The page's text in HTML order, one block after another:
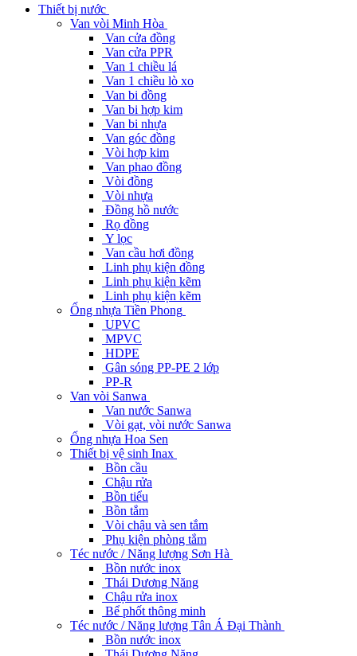
Thiết bị nước
Van vòi Minh Hòa
Van cửa đồng
Van cửa PPR
Van 1 chiều lá
Van 1 chiều lò xo
Van bi đồng
Van bi hợp kim
Van bi nhựa
Van góc đồng
Vòi hợp kim
Van phao đồng
Vòi đồng
Vòi nhựa
Đồng hồ nước
Rọ đồng
Y lọc
Van cầu hơi đồng
Linh phụ kiện đồng
Linh phụ kiện kẽm
Linh phụ kiện kẽm
Ống nhựa Tiền Phong
UPVC
MPVC
HDPE
Gân sóng PP-PE 2 lớp
PP-R
Van vòi Sanwa
Van nước Sanwa
Vòi gạt, vòi nước Sanwa
Ống nhựa Hoa Sen
Thiết bị vệ sinh Inax
Bồn cầu
Chậu rửa
Bồn tiểu
Bồn tắm
Vòi chậu và sen tắm
Phụ kiện phòng tắm
Téc nước / Năng lượng Sơn Hà
Bồn nước inox
Thái Dương Năng
Chậu rửa inox
Bể phốt thông minh
Téc nước / Năng lượng Tân Á Đại Thành
Bồn nước inox